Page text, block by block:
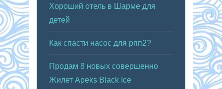
Хороший отель в Шарме для
детей
Как спасти насос для рпп2?
Продам 8 новых совершенно
Жилет Apeks Black Ice